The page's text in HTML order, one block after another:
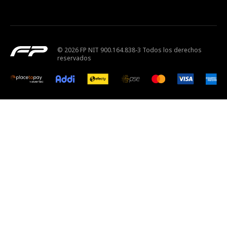
© 2026 FP NIT 900.164.838-3 Todos los derechos
reservados